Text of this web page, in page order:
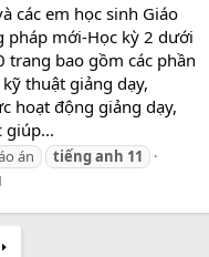
các em học sinh Giáo
pháp mới-Học kỳ 2 dưới
trang bao gồm các phần
thuật giảng dạy,
hoạt động giảng dạy,
giúp...
án tiếnganh 11